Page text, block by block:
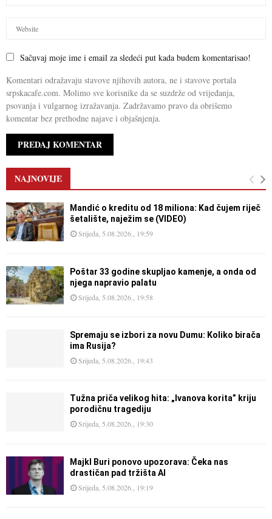
Sačuvaj moje ime i email za sledeći put kada budem komentarisao!
Komentari odražavaju stavove njihovih autora, ne i stavove portala
srpskacafe.com. Molimo sve korisnike da se suzdrže od vrijeđanja,
psovanja i vulgarnog izražavanja. Zadržavamo pravo da obrišemo
komentar bez prethodne najave i objašnjenja.
NAJNOVIJE
Mandić o kreditu od 18 miliona: Kad čujem riječ
šetalište, naježim se (VIDEO)
Srijeda, 5.08.2026., 19:59
Poštar 33 godine skupljao kamenje, a onda od
njega napravio palatu
Srijeda, 5.08.2026., 19:58
Spremaju se izbori za novu Dumu: Koliko birača
ima Rusija?
Srijeda, 5.08.2026., 19:43
Tužna priča velikog hita: „Ivanova korita” kriju
porodičnu tragediju
Srijeda, 5.08.2026., 19:30
Majkl Buri ponovo upozorava: Čeka nas
drastičan pad tržišta AI
Srijeda, 5.08.2026., 19:19